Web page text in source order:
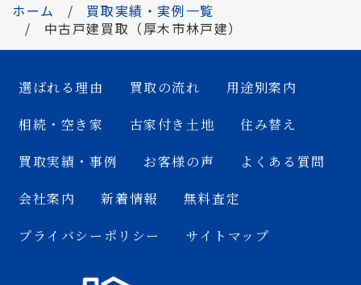
ホーム
買取実績・実例一覧
中古戸建買取（厚木市林戸建）
選ばれる理由 買取の流れ
用途別案内
相続・空き家
古家付き土地
住み替え
買取実績・事例
お客様の声
よくある質問
会社案内
新着情報
無料査定
プライバシーポリシー
サイトマップ